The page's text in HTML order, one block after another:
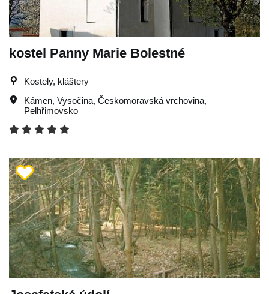
kostel Panny Marie Bolestné
Kostely, kláštery
Kámen, Vysočina, Českomoravská vrchovina,
Pelhřimovsko